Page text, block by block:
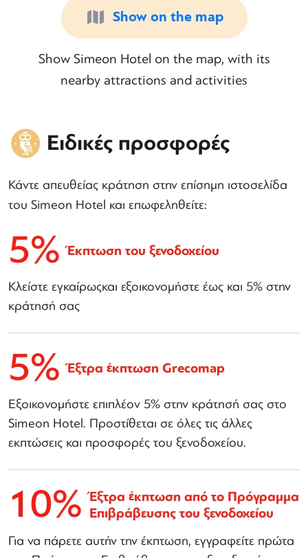
Show on the map
Show Simeon Hotel on the map, with its
nearby attractions and activities
Ειδικές προσφορές
Κάντε απευθείας κράτηση στην επίσημη ιστοσελίδα
του Simeon Hotel και επωφεληθείτε:
5% Έκπτωση του ξενοδοχείου
Κλείστε εγκαίρωςκαι εξοικονομήστε έως και 5% στην
κράτησή σας
5% Έξτρα έκπτωση Grecomap
Εξοικονομήστε επιπλέον 5% στην κράτησή σας στο
Simeon Hotel. Προστίθεται σε όλες τις άλλες
εκπτώσεις και προσφορές του ξενοδοχείου.
10% Έξτρα έκπτωση από το Πρόγραμμα
Επιβράβευσης του ξενοδοχείου
Για να πάρετε αυτήν την έκπτωση, εγγραφείτε πρώτα